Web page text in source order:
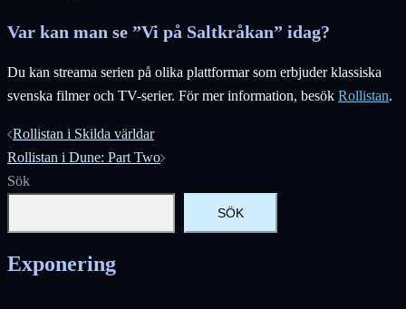
Var kan man se ”Vi på Saltkråkan” idag?
Du kan streama serien på olika plattformar som erbjuder klassiska
svenska filmer och TV-serier. För mer information, besök Rollistan.
Inläggsnavigering
Rollistan i Skilda världar
Rollistan i Dune: Part Two
Sök
SÖK
Exponering